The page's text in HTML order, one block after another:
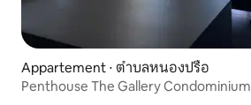
Appartement ⋅ ตำบลหนองปรือ
Penthouse The Gallery Condominium